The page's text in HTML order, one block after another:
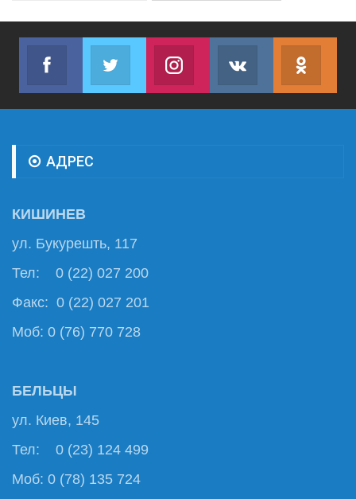
Facebook
Join us on Facebook
Twitter
Join us on TwitterJoin us on InstagramJoin us on VK
АДРЕС
КИШИНЕВ
ул. Букурешть, 117
Тел: 0 (22) 027 200
Факс: 0 (22) 027 201
Моб: 0 (76) 770 728
БЕЛЬЦЫ
ул. Киев, 145
Тел: 0 (23) 124 499
Моб: 0 (78) 135 724